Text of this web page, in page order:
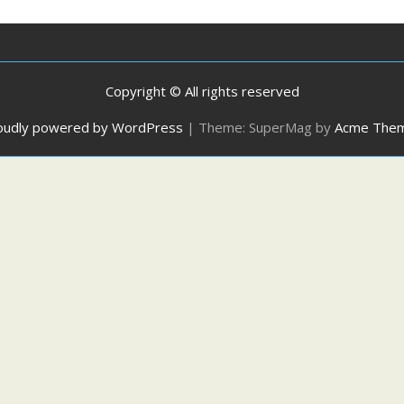
Copyright © All rights reserved
powered by WordPress | Theme: SuperMag by Acme